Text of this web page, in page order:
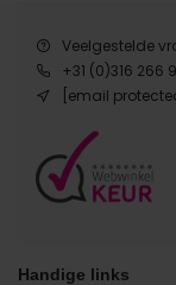
Veelgestelde
+31 (0)316 266
[email
Handige links